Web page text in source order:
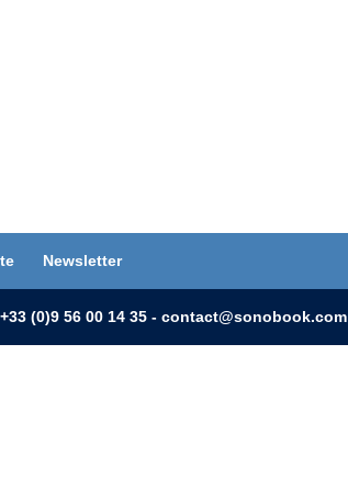
Newsletter
(0)9 56 00 14 35 - contact@sonobook.com